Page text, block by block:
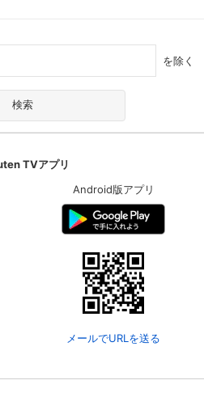
を除く
TVアプリ
Android版アプリ
メールでURLを送る